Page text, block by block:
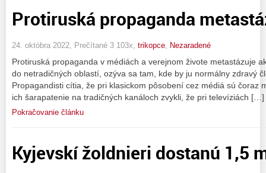
Protiruská propaganda
24. októbra 2022, Prečítané 3 103x, trikopce, Nezaradené
Protiruská propaganda v médiách a verejnom živote metastázuje
do netradičných oblastí, ozýva sa tam, kde by ju normálny zdravý
Propagandisti cítia, že pri klasickom pôsobení cez médiá sú čoraz
ich šarapatenie na tradičných kanáloch zvykli, že pri televíziách […]
Pokračovanie článku
Kyjevskí žoldnieri dostanú 1,5